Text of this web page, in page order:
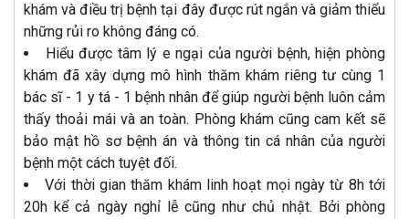
khám và điều trị bệnh tại đây được rút ngắn và giảm thiểu
những rủi ro không đáng có.
Hiểu được tâm lý e ngại của người bệnh, hiện phòng
khám đã xây dựng mô hình thăm khám riêng tư cùng 1
bác sĩ - 1 y tá - 1 bệnh nhân để giúp người bệnh luôn cảm
thấy thoải mái và an toàn. Phòng khám cũng cam kết sẽ
bảo mật hồ sơ bệnh án và thông tin cá nhân của người
bệnh một cách tuyệt đối.
Với thời gian thăm khám linh hoạt mọi ngày từ 8h tới
20h kể cả ngày nghỉ lễ cũng như chủ nhật. Bởi phòng